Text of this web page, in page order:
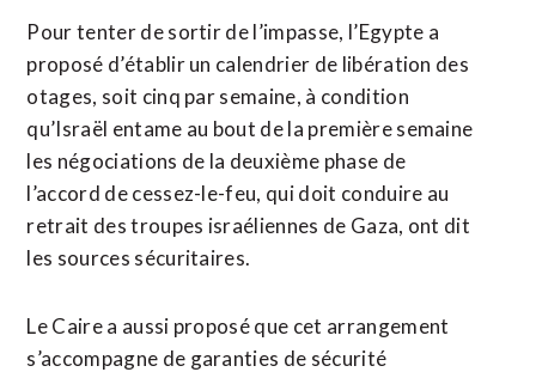
Pour tenter de sortir de l’impasse, l’Egypte a
proposé d’établir un calendrier de libération des
otages, soit cinq par semaine, à condition
qu’Israël entame au bout de la première semaine
les négociations de la deuxième phase de
l’accord de cessez-le-feu, qui doit conduire au
retrait des troupes israéliennes de Gaza, ont dit
les sources sécuritaires.
Le Caire a aussi proposé que cet arrangement
s’accompagne de garanties de sécurité